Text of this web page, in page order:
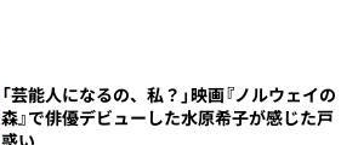
「芸能人になるの、私？」映画『ノルウェイの
森』で俳優デビューした水原希子が感じた戸
惑い